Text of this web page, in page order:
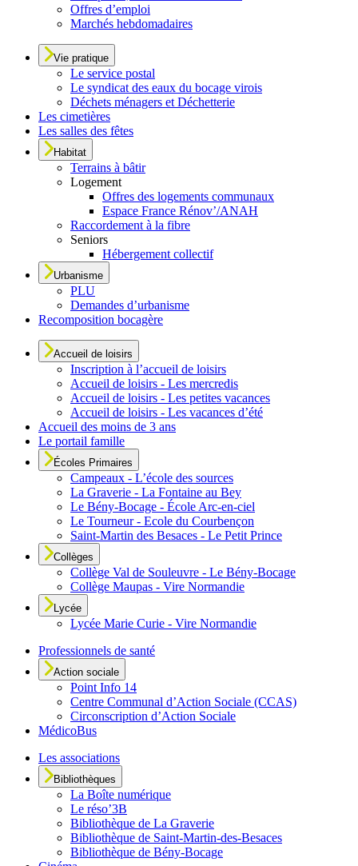
Offres d’emploi
Marchés hebdomadaires
Vie pratique
Le service postal
Le syndicat des eaux du bocage virois
Déchets ménagers et Déchetterie
Les cimetières
Les salles des fêtes
Habitat
Terrains à bâtir
Logement
Offres des logements communaux
Espace France Rénov’/ANAH
Raccordement à la fibre
Seniors
Hébergement collectif
Urbanisme
PLU
Demandes d’urbanisme
Recomposition bocagère
Accueil de loisirs
Inscription à l’accueil de loisirs
Accueil de loisirs - Les mercredis
Accueil de loisirs - Les petites vacances
Accueil de loisirs - Les vacances d’été
Accueil des moins de 3 ans
Le portail famille
Écoles Primaires
Campeaux - L’école des sources
La Graverie - La Fontaine au Bey
Le Bény-Bocage - École Arc-en-ciel
Le Tourneur - Ecole du Courbençon
Saint-Martin des Besaces - Le Petit Prince
Collèges
Collège Val de Souleuvre - Le Bény-Bocage
Collège Maupas - Vire Normandie
Lycée
Lycée Marie Curie - Vire Normandie
Professionnels de santé
Action sociale
Point Info 14
Centre Communal d’Action Sociale (CCAS)
Circonscription d’Action Sociale
MédicoBus
Les associations
Bibliothèques
La Boîte numérique
Le réso’3B
Bibliothèque de La Graverie
Bibliothèque de Saint-Martin-des-Besaces
Bibliothèque de Bény-Bocage